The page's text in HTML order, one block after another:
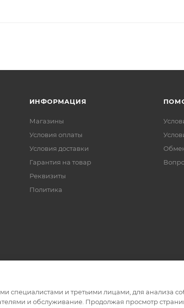
ИНФОРМАЦИЯ
Магазины
Условия оплаты
Условия доставки
Гарантия на товар
Реквизиты
Политика
специалистами и третьими лицами, для анализа
и обслуживание. Продолжая просмотр